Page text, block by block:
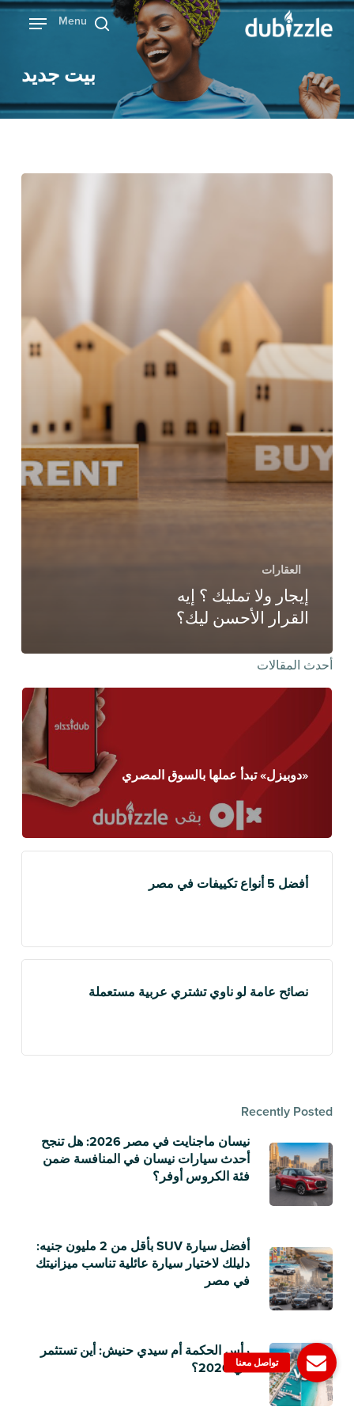
Skip
content
بحث
Menu
بيت جديد
العقارات
إيجار ولا تمليك ؟ إيه
القرار الأحسن ليك؟
أحدث المقالات
«دوبيزل» تبدأ عملها بالسوق المصري
أفضل 5 أنواع تكييفات في مصر
نصائح عامة لو ناوي تشتري عربية مستعملة
Recently Posted
نيسان ماجنايت في مصر 2026: هل تنجح
أحدث سيارات نيسان في المنافسة ضمن
فئة الكروس أوفر؟
أفضل سيارة SUV بأقل من 2 مليون جنيه:
دليلك لاختيار سيارة عائلية تناسب ميزانيتك
في مصر
رأس الحكمة أم سيدي حنيش: أين تستثمر
في 2026؟